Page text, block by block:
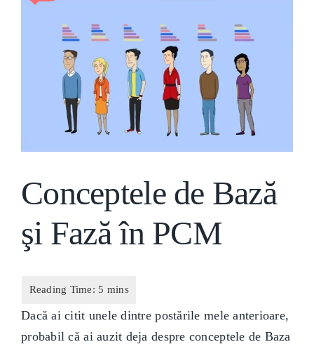
NEUROŞTIINŢĂ
RESURSE
BLOG
View
Conceptele de Bază
şi Fază în PCM
Dacă ai citit unele dintre postările mele anterioare,
probabil că ai auzit deja despre conceptele de Baza